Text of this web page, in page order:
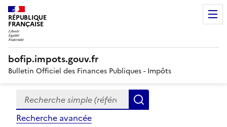
RÉPUBLIQUE
FRANÇAISE
bofip.impots.gouv.fr
Bulletin Officiel des Finances Publiques - Impôts
Formulaire
de
recherche
Recherche simple (références, mots clés, partie du
Recherche avancée